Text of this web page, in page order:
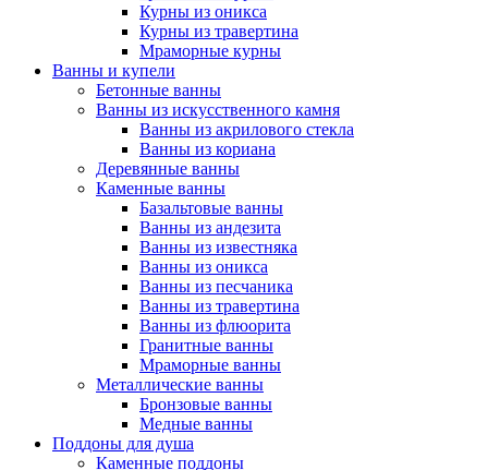
Курны из оникса
Курны из травертина
Мраморные курны
Ванны и купели
Бетонные ванны
Ванны из искусственного камня
Ванны из акрилового стекла
Ванны из кориана
Деревянные ванны
Каменные ванны
Базальтовые ванны
Ванны из андезита
Ванны из известняка
Ванны из оникса
Ванны из песчаника
Ванны из травертина
Ванны из флюорита
Гранитные ванны
Мраморные ванны
Металлические ванны
Бронзовые ванны
Медные ванны
Поддоны для душа
Каменные поддоны